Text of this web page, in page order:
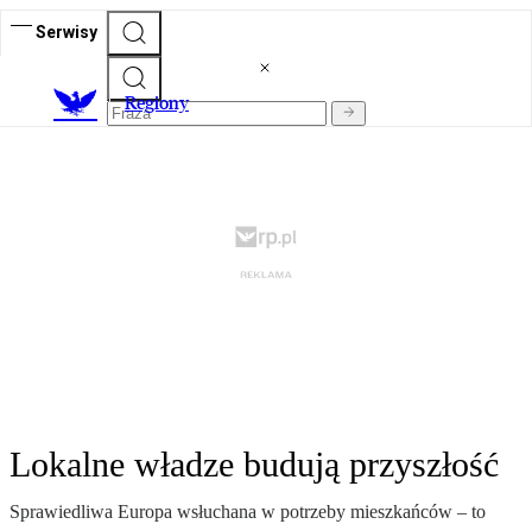
Serwisy
Regiony
Lokalne władze budują przyszłość
Sprawiedliwa Europa wsłuchana w potrzeby mieszkańców – to